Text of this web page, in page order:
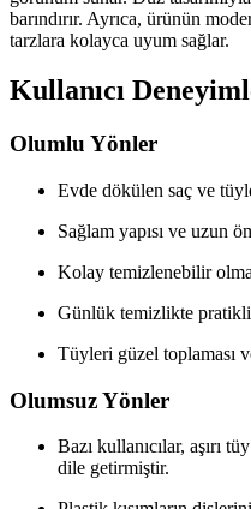
barındırır. Ayrıca, ürünün
tarzlara kolayca uyum sağlar.
Kullanıcı
Olumlu Yönler
Evde dökülen saç ve
Sağlam yapısı ve uzun
Kolay temizlenebilir
Günlük temizlikte
Tüyleri güzel toplaması
Olumsuz Yönler
Bazı kullanıcılar, aşırı
dile getirmiştir.